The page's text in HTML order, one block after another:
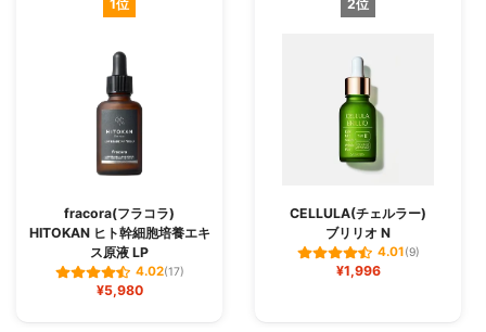
1位
fracora(フラコラ)
HITOKAN ヒト幹細胞培養エキ
ス原液 LP
4.02(17)
¥5,980
2位
CELLULA(チェルラー)
ブリリオ N
4.01(9)
¥1,996